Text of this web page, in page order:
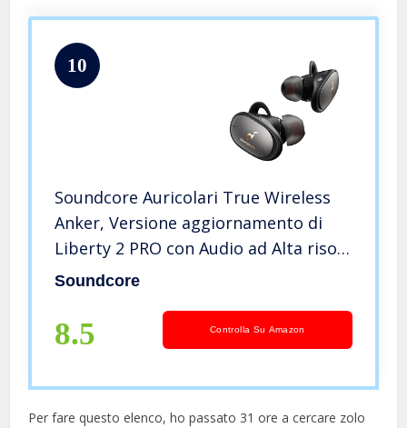
10
Soundcore Auricolari True Wireless
Anker, Versione aggiornamento di
Liberty 2 PRO con Audio ad Alta risol.
modalità LDAC e Trasparenza, 7 Ore
Personalizzato HearID
Soundcore
8.5 Controlla Su Amazon
Per fare questo elenco, ho passato 31 ore a cercare zolo